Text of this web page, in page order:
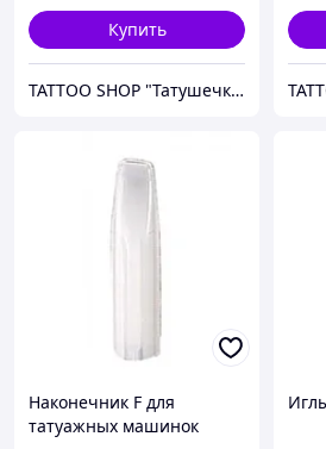
Купить
TATTOO SHOP "Татушечка" Молдова
Наконечник F для
татуажных машинок